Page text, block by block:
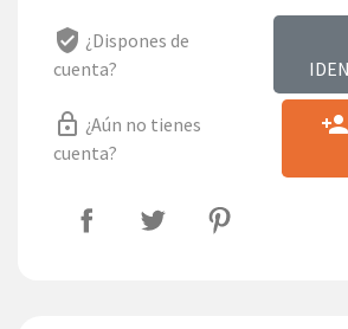
verified_user ¿Dispones de
cuenta?
lock_outline ¿Aún no tienes
cuenta?
person_add